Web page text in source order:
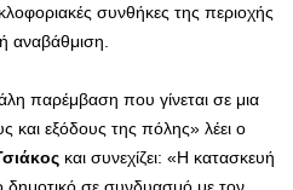
συνθήκες της περιοχής
αναβάθμιση.
παρέμβαση που γίνεται σε μια
και εξόδους της πόλης» λέει ο
και συνεχίζει: «Η κατασκευή
δημοτικό σε συνδυασμό με τον